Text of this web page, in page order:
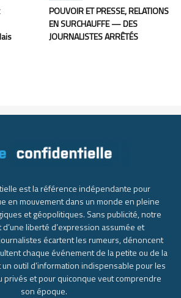
POUVOIR ET PRESSE, RELATIONS
EN SURCHAUFFE — DES
JOURNALISTES ARRÊTÉS
est la référence indépendante pour
en mouvement dans un monde en pleine
et géopolitiques. Sans publicité, notre
liberté d’expression assumée et
écartent les rumeurs, dénoncent
chaque événement de la petite ou de la
un outil d’information indispensable pour les
privés et pour quiconque veut comprendre
son époque.